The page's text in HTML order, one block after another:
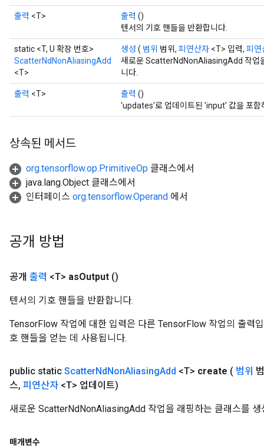
출력 <T> 출력 ()
텐서의 기호 핸들을 반환합니다.
static <T, U 확장 번호>
ScatterNdNonAliasingAdd
<T>
생성 ( 범위 범위, 피연산자 <T> 입력, 피연
새로운 ScatterNdNonAliasingAdd 작업
니다.
출력 <T> 출력 ()
'updates'로 업데이트된 'input' 값을 포
상속된 메서드
org.tensorflow.op.PrimitiveOp 클래스에서
java.lang.Object 클래스에서
인터페이스 org.tensorflow.Operand 에서
공개 방법
공개 출력 <T> asOutput ()
텐서의 기호 핸들을 반환합니다.
TensorFlow 작업에 대한 입력은 다른 TensorFlow 작업의 출력
호 핸들을 얻는 데 사용됩니다.
public static ScatterNdNonAliasingAdd <T> create ( 범위
스, 피연산자 <T> 업데이트)
새로운 ScatterNdNonAliasingAdd 작업을 래핑하는 클래스를 생
매개변수